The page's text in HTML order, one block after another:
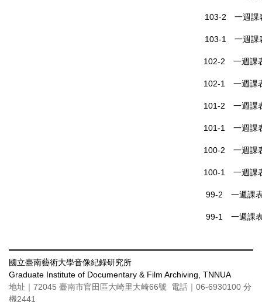
103-2 一週課
103-1 一週課
102-2 一週課
102-1 一週課
101-2 一週課
101-1 一週課
100-2 一週課
100-1 一週課
99-2 一週課
99-1 一週課
國立臺南藝術大學音像紀錄研究所
Graduate Institute of Documentary & Film Archiving, TNNUA
地址｜72045 臺南市官田區大崎里大崎66號 電話｜06-6930100 分
機2441